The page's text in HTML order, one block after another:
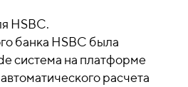
HSBC.
банка HSBC была
система на платформе
расчета